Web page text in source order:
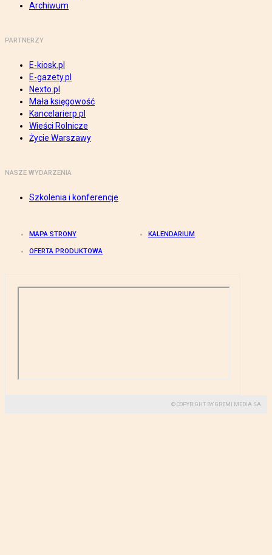
Archiwum
PARTNERZY
E-kiosk.pl
E-gazety.pl
Nexto.pl
Mała księgowość
Kancelarierp.pl
Wieści Rolnicze
Życie Warszawy
NASZE WYDARZENIA
Szkolenia i konferencje
MAPA STRONY KALENDARIUM
OFERTA PRODUKTOWA
© COPYRIGHT BY GREMI MEDIA SA